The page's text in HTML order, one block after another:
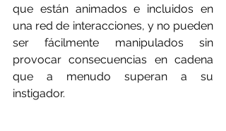
que están animados e incluidos en
una red de interacciones, y no pueden
ser fácilmente manipulados sin
provocar consecuencias en cadena
que a menudo superan a su
instigador.